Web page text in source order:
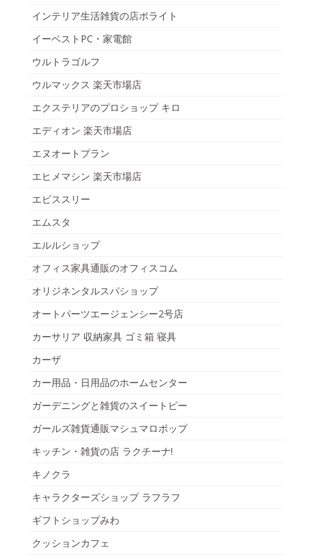
インテリア生活雑貨の店ポライト
イーベストPC・家電館
ウルトラゴルフ
ウルマックス 楽天市場店
エクステリアのプロショップ キロ
エディオン 楽天市場店
エヌオートプラン
エヒメマシン 楽天市場店
エビススリー
エムスタ
エルルショップ
オフィス家具通販のオフィスコム
オリジネンタルスパショップ
オートパーツエージェンシー2号店
カーサリア 収納家具 ゴミ箱 寝具
カーザ
カー用品・日用品のホームセンター
ガーデニングと雑貨のスイートピー
ガールズ雑貨通販マシュマロポップ
キッチン・雑貨の店 ラクチーナ!
キノクラ
キャラクターズショップ ラフラフ
ギフトショップみわ
クッションカフェ